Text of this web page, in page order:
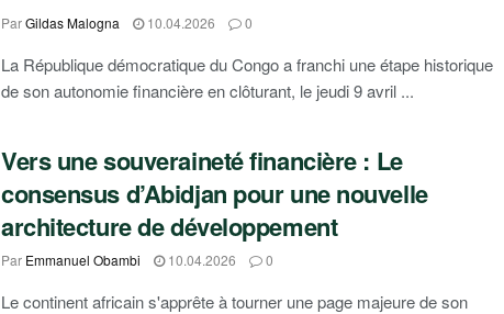
ParGildas Malogna 10.04.2026 0
La République démocratique du Congo a franchi une étape historique
de son autonomie financière en clôturant, le jeudi 9 avril ...
Vers une souveraineté financière : Le
consensus d’Abidjan pour une nouvelle
architecture de développement
Par Emmanuel Obambi 10.04.2026 0
Le continent africain s'apprête à tourner une page majeure de son